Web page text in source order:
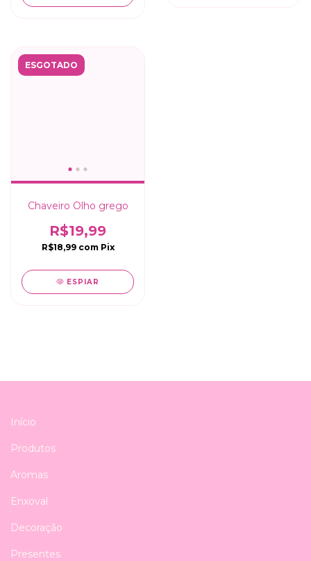
ESGOTADO
Chaveiro Olho grego
R$19,99
R$18,99 com Pix
ESPIAR
Início
Produtos
Aromas
Enxoval
Decoração
Presentes